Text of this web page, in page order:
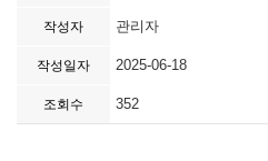
작성자 관리자
작성일자 2025-06-18
조회수 352